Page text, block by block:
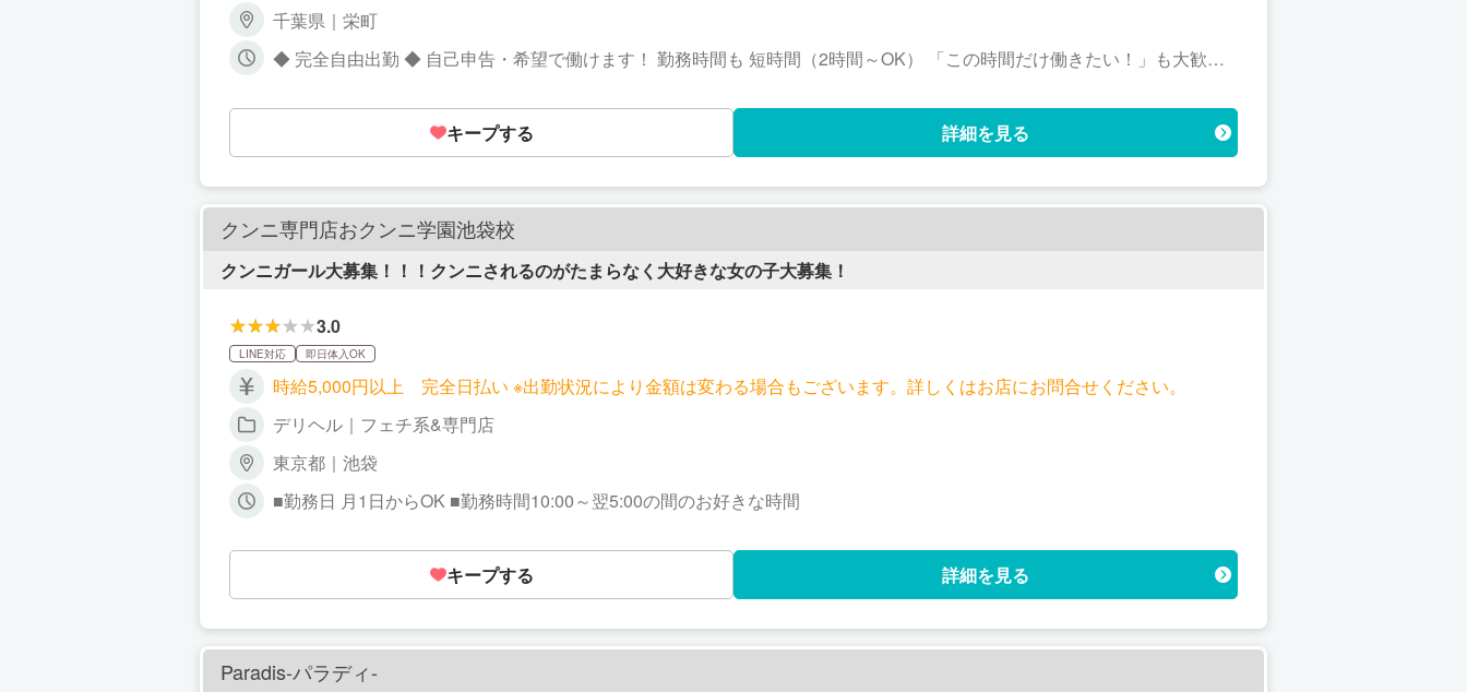
千葉県｜栄町
◆ 完全自由出勤 ◆ 自己申告・希望で働けます！ 勤務時間も 短時間（2時間～OK） 「この時間だけ働きたい！」も大歓迎♪
な方も大歓迎！ オズ千葉栄町店が 効率よく働けるように万全サポート！ 働き方は人それぞれ。 あなたの状況や目標に合わ
せて、 無理のないベストな働き方を一緒に見つけましょう！ 「どういう働き方がしたいのか？」 しっかり話し合って、 不
安ゼロでスタートできるように 全力でサポートします♪
キープする 詳細を見る
クンニ専門店おクンニ学園池袋校
クンニガール大募集！！！クンニされるのがたまらなく大好きな女の子大募集！
3.0
LINE対応 即日体入OK
時給5,000円以上 完全日払い ※出勤状況により金額は変わる場合もございます。詳しくはお店にお問合せください。
デリヘル｜フェチ系&専門店
東京都｜池袋
■勤務日 月1日からOK ■勤務時間10:00～翌5:00の間のお好きな時間
キープする 詳細を見る
Paradis-パラディ-